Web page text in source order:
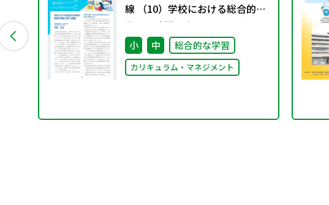
線 （10）学校における総合的な
学習の時間の実施に関する調査
小 中 総合的な学習
カリキュラム・マネジメント